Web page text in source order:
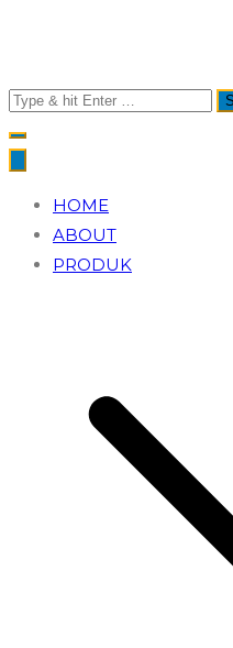
Search
for:
HOME
ABOUT
PRODUK